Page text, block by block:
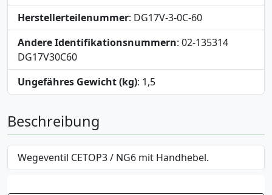
Herstellerteilenummer: DG17V-3-0C-60
Andere Identifikationsnummern: 02-135314
DG17V30C60
Ungefähres Gewicht (kg): 1,5
Beschreibung
Wegeventil CETOP3 / NG6 mit Handhebel.